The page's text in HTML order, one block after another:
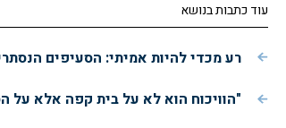
עוד כתבות בנושא
רע מכדי להיות אמיתי: הסעיפים
"הוויכוח הוא לא על בית קפה אלא על